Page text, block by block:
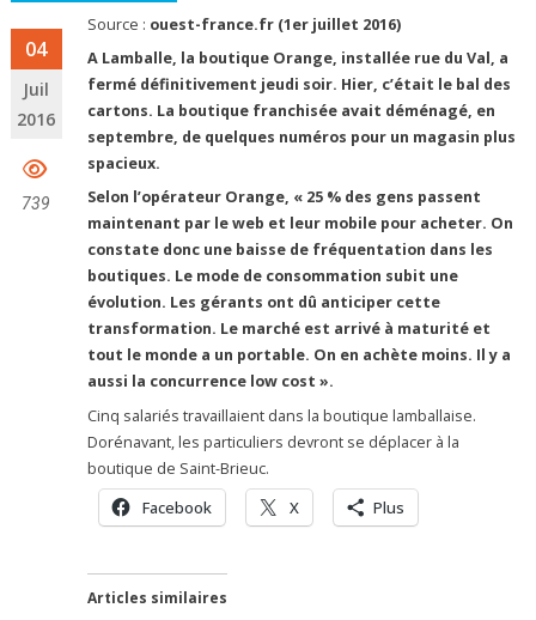
04
Juil
2016
739
Source : ouest-france.fr (1er juillet 2016)
A Lamballe, la boutique Orange, installée rue du Val, a
fermé définitivement jeudi soir. Hier, c’était le bal des
cartons. La boutique franchisée avait déménagé, en
septembre, de quelques numéros pour un magasin plus
spacieux.
Selon l’opérateur Orange, « 25 % des gens passent
maintenant par le web et leur mobile pour acheter. On
constate donc une baisse de fréquentation dans les
boutiques. Le mode de consommation subit une
évolution. Les gérants ont dû anticiper cette
transformation. Le marché est arrivé à maturité et
tout le monde a un portable. On en achète moins. Il y a
aussi la concurrence low cost ».
Cinq salariés travaillaient dans la boutique lamballaise.
Dorénavant, les particuliers devront se déplacer à la
boutique de Saint-Brieuc.
Facebook X Plus
Articles similaires